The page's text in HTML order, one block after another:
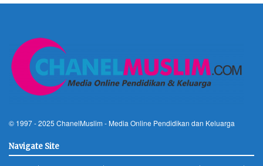
© 1997 - 2025 ChanelMuslim - Media Online Pendidikan dan Keluarga
Navigate Site